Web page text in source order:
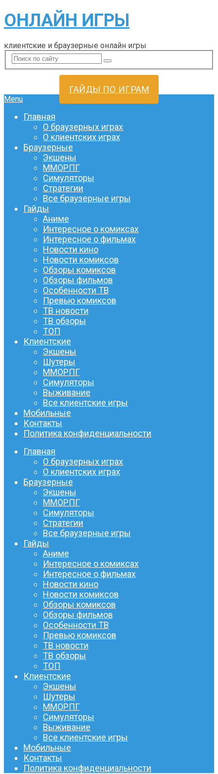
ОНЛАЙН ИГРЫ
клиентские и браузерные онлайн игры
ГАЙДЫ ПО ИГРАМ
Menu
Главная
О браузерных играх
О клиентских играх
Браузерные
Экшены
ММОРПГ
Симуляторы
Стратегии
Все браузерные игры
Гайды
Аниме
Интересное о комиксах
Интересное о фильмах
Новости кино
Новости комиксов
Обзоры комиксов
Обзоры фильмов
Особенности ТВ
Превью комиксов
ТВ новости
ТВ обзоры
ТОП
Клиентские
Экшены
Шутеры
ММОРПГ
Симуляторы
Выживание
Все клиентские игры
Мобильные
Контакты
Политика конфиденциальности
Главная
О браузерных играх
О клиентских играх
Браузерные
Экшены
ММОРПГ
Симуляторы
Стратегии
Все браузерные игры
Гайды
Аниме
Интересное о комиксах
Интересное о фильмах
Новости кино
Новости комиксов
Обзоры комиксов
Обзоры фильмов
Особенности ТВ
Превью комиксов
ТВ новости
ТВ обзоры
ТОП
Клиентские
Экшены
Шутеры
ММОРПГ
Симуляторы
Выживание
Все клиентские игры
Мобильные
Контакты
Политика конфиденциальности